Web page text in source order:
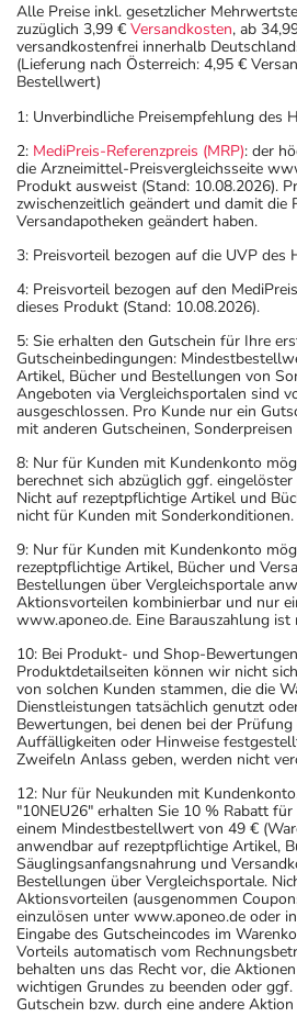
Alle Preise inkl. gesetzlicher
zuzüglich 3,99 € Versandkosten, ab
versandkostenfrei innerhalb
(Lieferung nach Österreich: 4,95 €
Bestellwert)
1: Unverbindliche Preisempfehlung des
2: MediPreis-Referenzpreis (MRP): der
die Arzneimittel-Preisvergleichsseite
Produkt ausweist (Stand: 10.08.2026).
zwischenzeitlich geändert und damit die
Versandapotheken geändert haben.
3: Preisvorteil bezogen auf die UVP des
4: Preisvorteil bezogen auf den
dieses Produkt (Stand: 10.08.2026).
5: Sie erhalten den Gutschein für Ihre
Gutscheinbedingungen:
Artikel, Bücher und Bestellungen von
Angeboten via Vergleichsportalen sind
ausgeschlossen. Pro Kunde nur ein
mit anderen Gutscheinen,
8: Nur für Kunden mit Kundenkonto
berechnet sich abzüglich ggf.
Nicht auf rezeptpflichtige Artikel und
nicht für Kunden mit Sonderkonditionen.
9: Nur für Kunden mit Kundenkonto
rezeptpflichtige Artikel, Bücher und
Bestellungen über Vergleichsportale
Aktionsvorteilen kombinierbar und nur
www.aponeo.de. Eine Barauszahlung ist
10: Bei Produkt- und Shop-
Produktdetailseiten können wir nicht
von solchen Kunden stammen, die die
Dienstleistungen tatsächlich genutzt
Bewertungen, bei denen bei der
Auffälligkeiten oder Hinweise
Zweifeln Anlass geben, werden nicht
12: Nur für Neukunden mit
"10NEU26" erhalten Sie 10 % Rabatt
einem Mindestbestellwert von 49 €
anwendbar auf rezeptpflichtige Artikel,
Säuglingsanfangsnahrung und
Bestellungen über Vergleichsportale.
Aktionsvorteilen (ausgenommen
einzulösen unter www.aponeo.de oder
Eingabe des Gutscheincodes im
Vorteils automatisch vom
behalten uns das Recht vor, die
wichtigen Grundes zu beenden oder
Gutschein bzw. durch eine andere